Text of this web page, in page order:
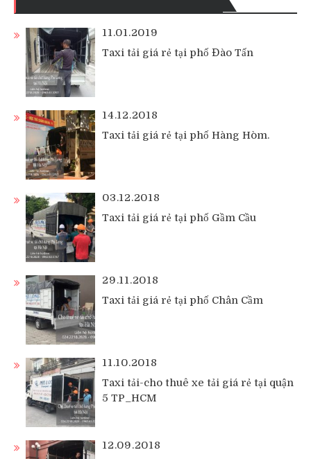
11.01.2019
Taxi tải giá rẻ tại phố Đào Tấn
14.12.2018
Taxi tải giá rẻ tại phố Hàng Hòm.
03.12.2018
Taxi tải giá rẻ tại phố Gầm Cầu
29.11.2018
Taxi tải giá rẻ tại phố Chân Cầm
11.10.2018
Taxi tải-cho thuê xe tải giá rẻ tại quận
5 TP_HCM
12.09.2018